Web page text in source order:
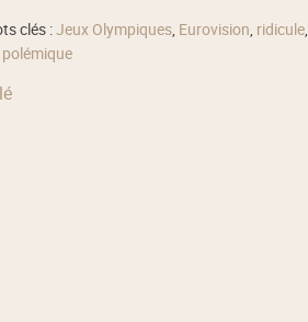
clés :Jeux Olympiques, Eurovision, ridicule,
polémique